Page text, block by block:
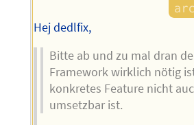
Hej dedlfix,
Bitte ab und zu mal dran
Framework wirklich nötig
konkretes Feature nicht
umsetzbar ist.